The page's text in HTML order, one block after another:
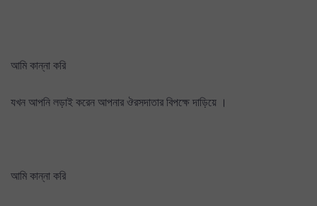
আমি কান্না করি
যখন আপনি লড়াই করেন আপনার ঔরসদাতার বিপক্ষে দাড়িয়ে ।
আমি কান্না করি